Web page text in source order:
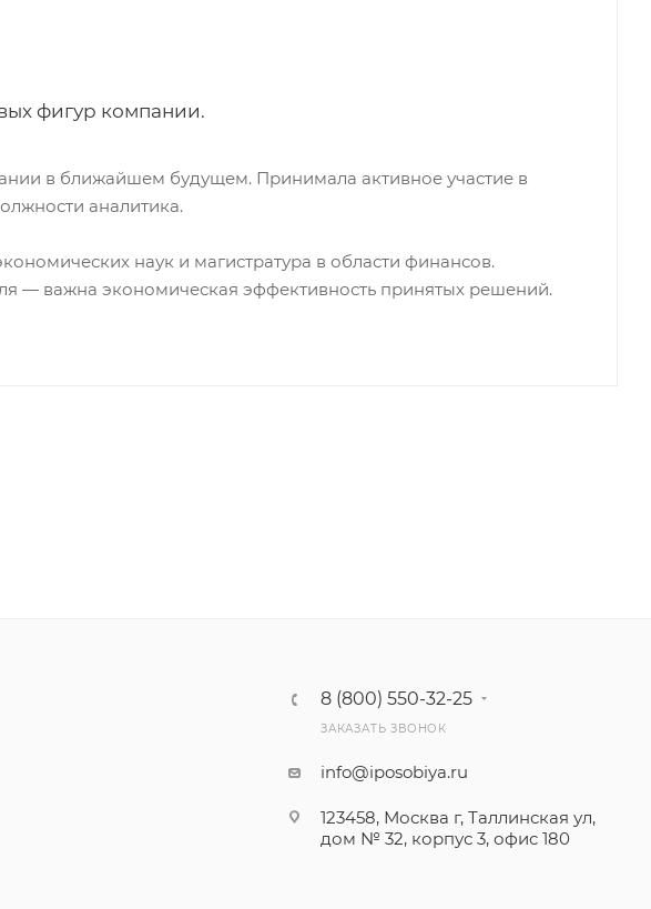
фигур компании.
в ближайшем будущем. Принимала активное участие в
аналитика.
наук и магистратура в области финансов.
— важна экономическая эффективность принятых решений.
8 (800) 550-32-25
ЗАКАЗАТЬ ЗВОНОК
info@iposobiya.ru
123458, Москва г, Таллинская ул,
дом № 32, корпус 3, офис 180